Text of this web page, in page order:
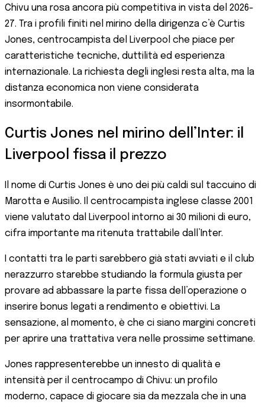
Chivu una rosa ancora più competitiva in vista del 2026-
27. Tra i profili finiti nel mirino della dirigenza c’è Curtis
Jones, centrocampista del Liverpool che piace per
caratteristiche tecniche, duttilità ed esperienza
internazionale. La richiesta degli inglesi resta alta, ma la
distanza economica non viene considerata
insormontabile.
Curtis Jones nel mirino dell’Inter: il
Liverpool fissa il prezzo
Il nome di Curtis Jones è uno dei più caldi sul taccuino di
Marotta e Ausilio. Il centrocampista inglese classe 2001
viene valutato dal Liverpool intorno ai 30 milioni di euro,
cifra importante ma ritenuta trattabile dall’Inter.
I contatti tra le parti sarebbero già stati avviati e il club
nerazzurro starebbe studiando la formula giusta per
provare ad abbassare la parte fissa dell’operazione o
inserire bonus legati a rendimento e obiettivi. La
sensazione, al momento, è che ci siano margini concreti
per aprire una trattativa vera nelle prossime settimane.
Jones rappresenterebbe un innesto di qualità e
intensità per il centrocampo di Chivu: un profilo
moderno, capace di giocare sia da mezzala che in una